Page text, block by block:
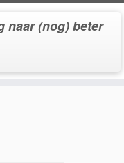
naar (nog) beter